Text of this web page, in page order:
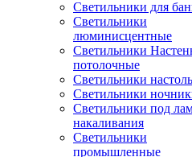
Светильники для
Светильники
люминисцентные
Светильники
потолочные
Светильники
Светильники
Светильники под
накаливания
Светильники
промышленные